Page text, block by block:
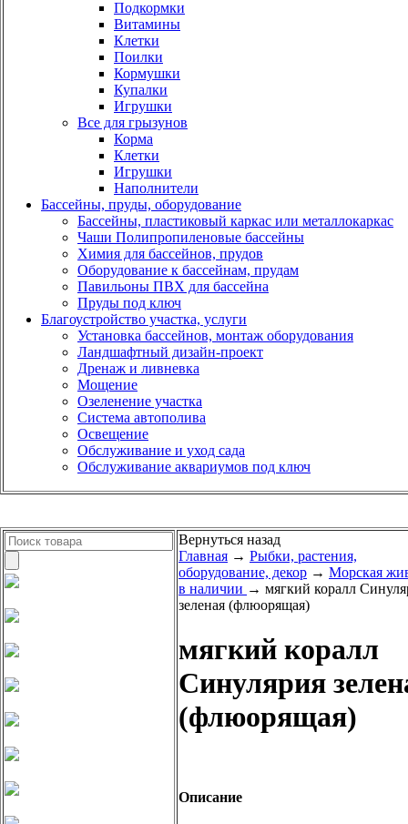
Подкормки
Витамины
Клетки
Поилки
Кормушки
Купалки
Игрушки
Все для грызунов
Корма
Клетки
Игрушки
Наполнители
Бассейны, пруды, оборудование
Бассейны, пластиковый каркас или металлокаркас
Чаши Полипропиленовые бассейны
Химия для бассейнов, прудов
Оборудование к бассейнам, прудам
Павильоны ПВХ для бассейна
Пруды под ключ
Благоустройство участка, услуги
Установка бассейнов, монтаж оборудования
Ландшафтный дизайн-проект
Дренаж и ливневка
Мощение
Озеленение участка
Система автополива
Освещение
Обслуживание и уход сада
Обслуживание аквариумов под ключ
Вернуться назад
Главная → Рыбки, растения,
оборудование, декор → Морская
в наличии → мягкий коралл
зеленая (флюорящая)
мягкий коралл
Синулярия
(флюорящая)
Описание